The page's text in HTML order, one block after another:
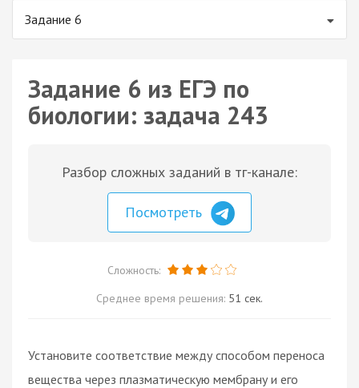
Задание 6
Задание 6 из ЕГЭ по
биологии: задача 243
Разбор сложных заданий в тг-канале:
Посмотреть
Сложность:
Среднее время решения: 51 сек.
Установите соответствие между способом переноса
вещества через плазматическую мембрану и его